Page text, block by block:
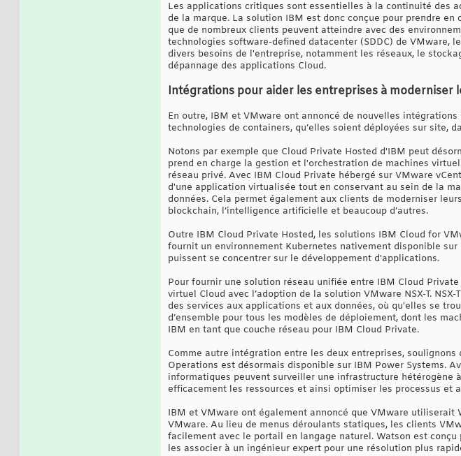
Les applications critiques sont essentielles à la continuité des
de la marque. La solution IBM est donc conçue pour prendre
que de nombreux clients peuvent atteindre avec des
technologies software-defined datacenter (SDDC) de VMware,
divers besoins de l'entreprise, notamment les réseaux, le
dépannage des applications Cloud.
Intégrations pour aider les entreprises à moderniser
En outre, IBM et VMware ont annoncé de nouvelles
technologies de containers, qu’elles soient déployées sur site,
Notons par exemple que Cloud Private Hosted d'IBM peut
prend en charge la gestion et l'orchestration de machines
réseau privé. Avec IBM Cloud Private hébergé sur VMware
d'une application virtualisée tout en conservant au sein de la
données. Cela permet également aux clients de moderniser
blockchain, l’intelligence artificielle et beaucoup d’autres.
Outre IBM Cloud Private Hosted, les solutions IBM Cloud for
fournit un environnement Kubernetes nativement disponible
puissent se concentrer sur le développement d'applications.
Pour fournir une solution réseau unifiée entre IBM Cloud
virtuel Cloud avec l’adoption de la solution VMware NSX-T.
des services aux applications et aux données, où qu'elles se
d’ensemble pour tous les modèles de déploiement, dont les
IBM en tant que couche réseau pour IBM Cloud Private.
Comme autre intégration entre les deux entreprises,
Operations est désormais disponible sur IBM Power Systems.
informatiques peuvent surveiller une infrastructure
efficacement les ressources et ainsi optimiser les processus et
IBM et VMware ont également annoncé que VMware
VMware. Au lieu de menus déroulants statiques, les clients
facilement avec le portail en langage naturel. Watson est
les associer à un ingénieur expert pour une résolution plus